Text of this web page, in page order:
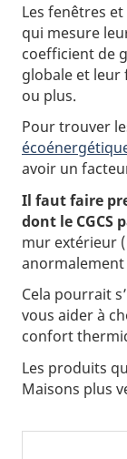
Les fenêtres
qui mesure
coefficient de
globale et leur
ou plus.
Pour trouver
avoir un
Il faut faire
dont le CGCS
mur extérieur
anormalement
Cela pourrait
vous aider à
confort
Les produits
Maisons plus